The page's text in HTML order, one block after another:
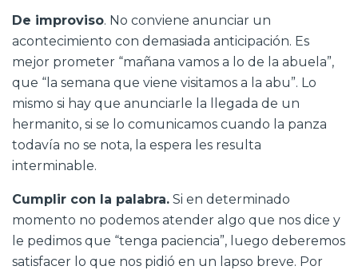
De improviso. No conviene anunciar un
acontecimiento con demasiada anticipación. Es
mejor prometer “mañana vamos a lo de la abuela”,
que “la semana que viene visitamos a la abu”. Lo
mismo si hay que anunciarle la llegada de un
hermanito, si se lo comunicamos cuando la panza
todavía no se nota, la espera les resulta
interminable.
Cumplir con la palabra. Si en determinado
momento no podemos atender algo que nos dice y
le pedimos que “tenga paciencia”, luego deberemos
satisfacer lo que nos pidió en un lapso breve. Por